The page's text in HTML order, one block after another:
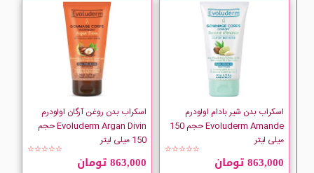
Adidas
AGRADO
ARDENE
ARM and HAMMER
ARRID
اسکراب بدن شیر بادام اولودرم
Evoluderm Amande حجم 150
میلی لیتر
☆☆☆☆☆
863,000 تومان
اسکراب بدن روغن آرگان اولودرم
Evoluderm Argan Divin حجم
150 میلی لیتر
☆☆☆☆☆
863,000 تومان